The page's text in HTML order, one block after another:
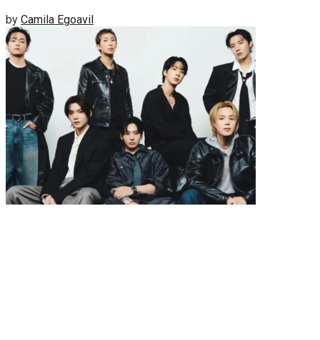
by Camila Egoavil